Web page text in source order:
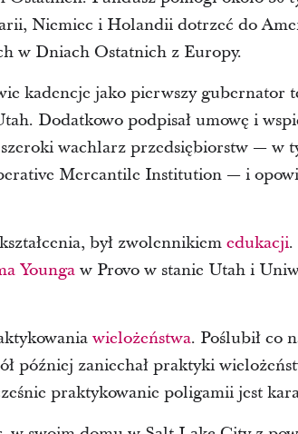
Niemiec i Holandii dotrzeć do
w Dniach Ostatnich z Europy.
kadencje jako pierwszy
Dodatkowo podpisał umowę i
wachlarz przedsiębiorstw — w
Mercantile Institution — i
był zwolennikiemedukacji.
Youngaw Provo w stanie Utah i
wielożeństwa. Poślubił co
później zaniechał praktyki
praktykowanie poligamii jest